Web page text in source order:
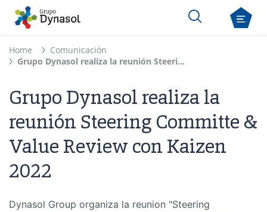
Home
Comunicación
Grupo Dynasol realiza la reunión Steering Committe & Value Review con Kaizen 2022
Grupo Dynasol realiza la
reunión Steering Committe &
Value Review con Kaizen
2022
Dynasol Group organiza la reunion "Steering